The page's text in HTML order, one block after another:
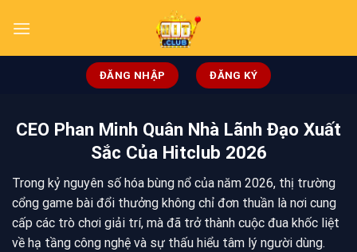
ĐĂNG NHẬP ĐĂNG KÝ
CEO Phan Minh Quân Nhà Lãnh Đạo Xuất
Sắc Của Hitclub 2026
Trong kỷ nguyên số hóa bùng nổ của năm 2026, thị trường
cổng game bài đổi thưởng không chỉ đơn thuần là nơi cung
cấp các trò chơi giải trí, mà đã trở thành cuộc đua khốc liệt
về hạ tầng công nghệ và sự thấu hiểu tâm lý người dùng.